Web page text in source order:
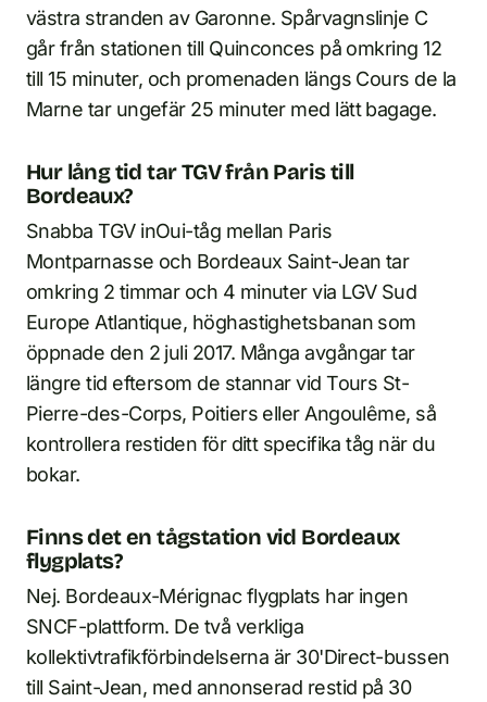
västra stranden av Garonne. Spårvagnslinje C
går från stationen till Quinconces på omkring 12
till 15 minuter, och promenaden längs Cours de la
Marne tar ungefär 25 minuter med lätt bagage.
Hur lång tid tar TGV från Paris till
Bordeaux?
Snabba TGV inOui-tåg mellan Paris
Montparnasse och Bordeaux Saint-Jean tar
omkring 2 timmar och 4 minuter via LGV Sud
Europe Atlantique, höghastighetsbanan som
öppnade den 2 juli 2017. Många avgångar tar
längre tid eftersom de stannar vid Tours St-
Pierre-des-Corps, Poitiers eller Angoulême, så
kontrollera restiden för ditt specifika tåg när du
bokar.
Finns det en tågstation vid Bordeaux
flygplats?
Nej. Bordeaux-Mérignac flygplats har ingen
SNCF-plattform. De två verkliga
kollektivtrafikförbindelserna är 30'Direct-bussen
till Saint-Jean, med annonserad restid på 30